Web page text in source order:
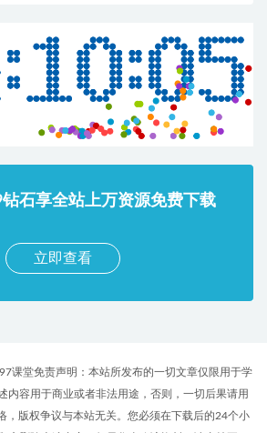
石享全站上万资源免费下载
立即查看
课堂免责声明：本站所发布的一切文章仅限用于学
内容用于商业或者非法用途，否则，一切后果请用
，版权争议与本站无关。您必须在下载后的24个小